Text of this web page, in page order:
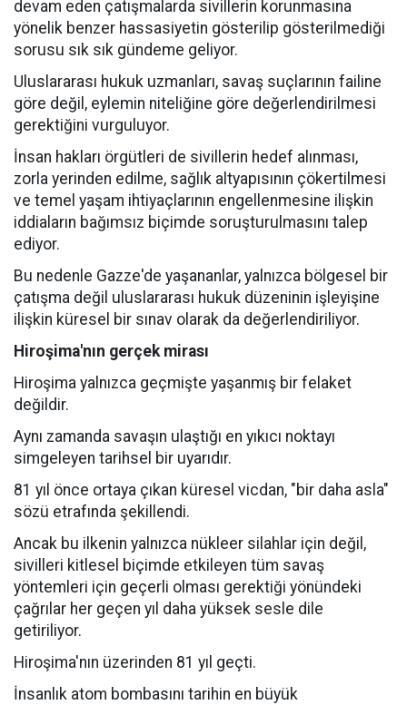
devam eden çatışmalarda sivillerin korunmasına
yönelik benzer hassasiyetin gösterilip gösterilmediği
sorusu sık sık gündeme geliyor.
Uluslararası hukuk uzmanları, savaş suçlarının failine
göre değil, eylemin niteliğine göre değerlendirilmesi
gerektiğini vurguluyor.
İnsan hakları örgütleri de sivillerin hedef alınması,
zorla yerinden edilme, sağlık altyapısının çökertilmesi
ve temel yaşam ihtiyaçlarının engellenmesine ilişkin
iddiaların bağımsız biçimde soruşturulmasını talep
ediyor.
Bu nedenle Gazze'de yaşananlar, yalnızca bölgesel bir
çatışma değil uluslararası hukuk düzeninin işleyişine
ilişkin küresel bir sınav olarak da değerlendiriliyor.
Hiroşima'nın gerçek mirası
Hiroşima yalnızca geçmişte yaşanmış bir felaket
değildir.
Aynı zamanda savaşın ulaştığı en yıkıcı noktayı
simgeleyen tarihsel bir uyarıdır.
81 yıl önce ortaya çıkan küresel vicdan, "bir daha asla"
sözü etrafında şekillendi.
Ancak bu ilkenin yalnızca nükleer silahlar için değil,
sivilleri kitlesel biçimde etkileyen tüm savaş
yöntemleri için geçerli olması gerektiği yönündeki
çağrılar her geçen yıl daha yüksek sesle dile
getiriliyor.
Hiroşima'nın üzerinden 81 yıl geçti.
İnsanlık atom bombasını tarihin en büyük